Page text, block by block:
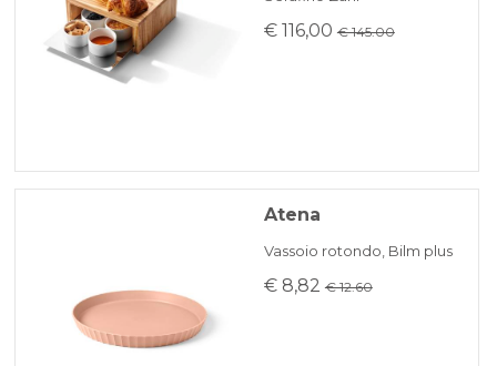
€ 116,00 € 145.00
Atena
Vassoio rotondo, Bilm plus
€ 8,82 € 12.60